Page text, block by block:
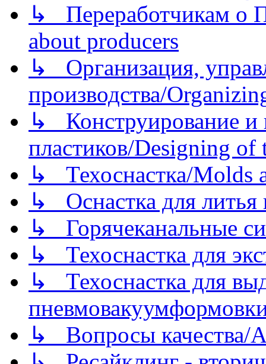
↳ Переработчикам о
about producers
↳ Организация,
производства/
↳ Конструирование и
пластиков/Designing of
↳ Техоснастка/Molds
↳ Оснастка для литья
↳ Горячеканальные
↳ Техоснастка для
↳ Техоснастка для
↳ Вопросы качества/